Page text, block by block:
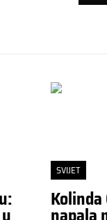
SVIJET